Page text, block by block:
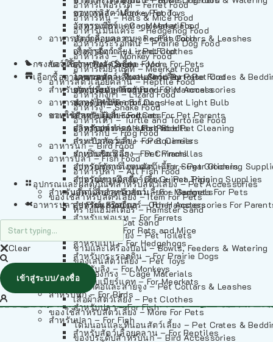
อาหารเฟอร์เร็ต – Ferret Food
อาหารหนู – Rats & Mice Food
อาหารเม่นแคระ – Hedgehog Food
อาหารกระรอกดิน – Prairie Dog Food
อาหารลิง – Monkey Food
อาหารเมียร์แคท – Meerkat Food
อาหารสัตว์เลี้อยคลาน – Reptile Food
อาหารกิ้งก่า – Lizard Food
อาหารงู – Snake Food
อาหารเต่า – Turtle and Tortoise Food
อาหารกบ – Frog Food
อาหารนก – Bird Food
อาหารปลา – Fish Food
อาหารปลา – All Fish Food
อุปกรณและผลิตภัณฑ์สำหรับสัตว์เลี้ยง – Pet Accessories
ของใช้สำหรับสัตว์เลี้ยง – Item For Pets
ทรายแฮมสเตอร์ – Hamster Sand
ทรายแมว – Cat Sand
ห้องน้ำสัตว์เลี้ยง – Pet Toilets
ชามและเครื่องป้อน – Bowls, Feeders & Watering
ของเล่นสัตว์เลี้ยง – Pet Toys
วัสดุรองกรง – Cage Materials
ปลอกคอและสายจูง – Pet Collars & Leashes
เสื้อผ้าสัตว์เลี้ยง – Pet Clothes
ของใช้สำหรับสัตว์เลี้ยง – More For Pets
โดมนอนและที่นอนสัตว์เลี้ยง – Pet Crates &
ของประดับสำหรับนก – Bird Accessories
อาหารลิง – Monkey Food
อาหารเมียร์แคท – Meerkat Food
อาหารสัตว์เลี้อยคลาน – Reptile Food
อาหารกิ้งก่า – Lizard Food
อาหารงู – Snake Food
อาหารเต่า – Turtle and Tortoise Food
อาหารกบ – Frog Food
อาหารนก – Bird Food
อาหารปลา – Fish Food
อาหารปลา – All Fish Food
ของเล่นสัตว์เลี้ยง – Pet Toys
วัสดุรองกรง – Cage Materials
ปลอกคอและสายจูง – Pet Collars & Leashes
เสื้อผ้าสัตว์เลี้ยง – Pet Clothes
ของใช้สำหรับสัตว์เลี้ยง – More For Pets
โดมนอนและที่นอนสัตว์เลี้ยง – Pet Crates &
ของประดับสำหรับนก – Bird Accessories
หลอดไฟให้ความร้อน – Heat Light Bulb
ของใช้สำหรับผู้เลี้ยง – Items For Pet Parents
ผลิตภัณฑ์ทำความสะอาด – Pet Cleaning
กระเป๋าสัตว์เลี้ยง – Pet Carriers
รถเข็นสัตว์เลี้ยง – Pet Prams
อุปกรณ์ตัดแต่งขนสัตว์เลี้ยง – Pet Grooming
อุปกรณ์การฝึกสัตว์เลี้ยง – Pet Training Supplies
แก็ดเจ็ตสำหรับสัตว์เลี้ยง – Gadgets For Pets
อุปกรณ์เสริมอื่นๆ – Other Accessories For
กรงสัตว์เลี้ยง – Pet Cages
เลือกซื้อตามหมวดสัตว์เลี้ยง – Shop By Pet
สำหรับสัตว์เลี้ยงลูกด้วยนม – For Mammals
สำหรับสุนัข – For Dogs
สำหรับแมว – For Cats
สำหรับกระต่าย – For Rabbits
สำหรับกระรอก – For Squirrels
สำหรับชินชิล่า – For Chinchillas
สำหรับชูการ์ไกลเดอร์ – For Sugar Gliders
สำหรับหนูแกสบี้ – For Guinea Pigs
สำหรับสัตว์เลี้ยงลูกด้วยนม – For Mammals
สำหรับแฮมสเตอร์ – For Hamsters
สำหรับเฟอเรท – For Ferrets
สำหรับหนู – For Rats and Mice
สำหรับเม่น – For Hedgehogs
สำหรับกระรอกดิน – For Prairie Dogs
สำหรับลิง – For Monkeys
สำหรับเมียร์แคท – For Meerkats
สำหรับนก – For Birds
สำหรับปลา – For Fish
สำหรับปลา – For Fish
สำหรับสัตว์เลื้อยคลาน – For Reptiles
อาหารปลา – Fish Food
Clear
เข้าสู่ระบบ/ลงชื่อ